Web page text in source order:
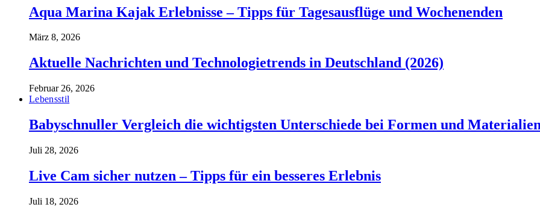
Aqua Marina Kajak Erlebnisse – Tipps für Tagesausflüge und Wochenenden
März 8, 2026
Aktuelle Nachrichten und Technologietrends in Deutschland (2026)
Februar 26, 2026
Lebensstil
Babyschnuller Vergleich die wichtigsten Unterschiede bei Formen und
Juli 28, 2026
Live Cam sicher nutzen – Tipps für ein besseres Erlebnis
Juli 18, 2026